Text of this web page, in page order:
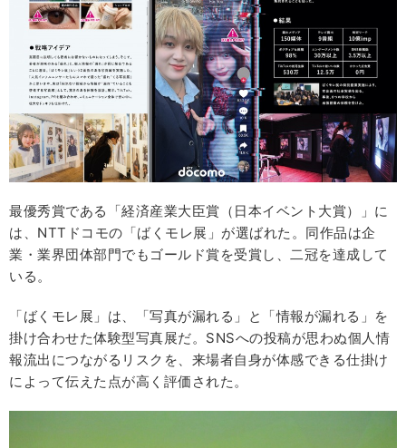
最優秀賞である「経済産業大臣賞（日本イベント大賞）」に
は、NTTドコモの「ばくモレ展」が選ばれた。同作品は企
業・業界団体部門でもゴールド賞を受賞し、二冠を達成して
いる。
「ばくモレ展」は、「写真が漏れる」と「情報が漏れる」を
掛け合わせた体験型写真展だ。SNSへの投稿が思わぬ個人情
報流出につながるリスクを、来場者自身が体感できる仕掛け
によって伝えた点が高く評価された。